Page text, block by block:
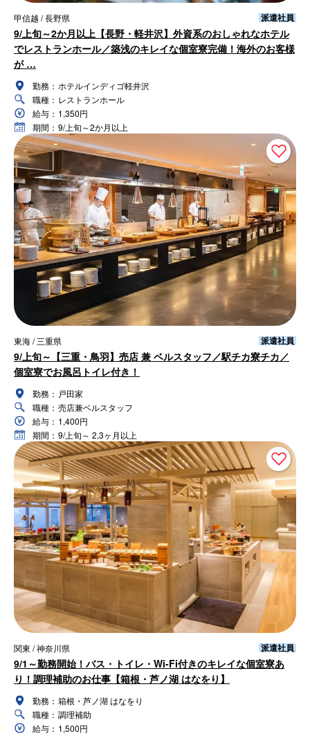
甲信越 / 長野県 派遣社員
9/上旬～2か月以上【長野・軽井沢】外資系のおしゃれなホテル
でレストランホール／築浅のキレイな個室寮完備！海外のお客様
が …
勤務： ホテルインディゴ軽井沢
職種： レストランホール
給与： 1,350円
期間： 9/上旬～2か月以上
東海 / 三重県 派遣社員
9/上旬～【三重・鳥羽】売店 兼 ベルスタッフ／駅チカ寮チカ／
個室寮でお風呂トイレ付き！
勤務： 戸田家
職種： 売店兼ベルスタッフ
給与： 1,400円
期間： 9/上旬～ 2,3ヶ月以上
関東 / 神奈川県 派遣社員
9/1～勤務開始！バス・トイレ・Wi-Fi付きのキレイな個室寮あ
り！調理補助のお仕事【箱根・芦ノ湖 はなをり】
勤務： 箱根・芦ノ湖 はなをり
職種： 調理補助
給与： 1,500円